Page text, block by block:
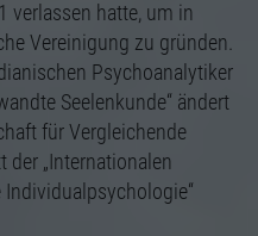
verlassen hatte, um in
Vereinigung zu gründen.
Psychoanalytiker
Seelenkunde“ ändert
für Vergleichende
der „Internationalen